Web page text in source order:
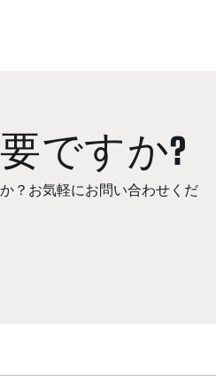
ですか?
？お気軽にお問い合わせくだ